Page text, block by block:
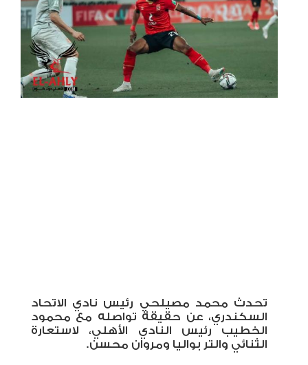
تحدث محمد مصيلحي رئيس نادي الاتحاد
السكندري، عن حقيقة تواصله مع محمود
الخطيب رئيس النادي الأهلي، لاستعارة
الثنائي والتر بواليا ومروان محسن.